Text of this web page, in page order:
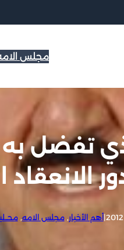
مجلس
تفضل به
الانعقاد
|أهم الأخبار, مجلس الامه,